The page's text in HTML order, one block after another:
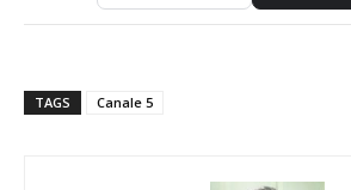
TAGS Canale 5